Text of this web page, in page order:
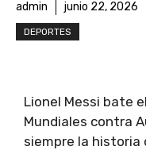
admin junio 22, 2026
DEPORTES
Lionel Messi bate
Mundiales contra
siempre la historia